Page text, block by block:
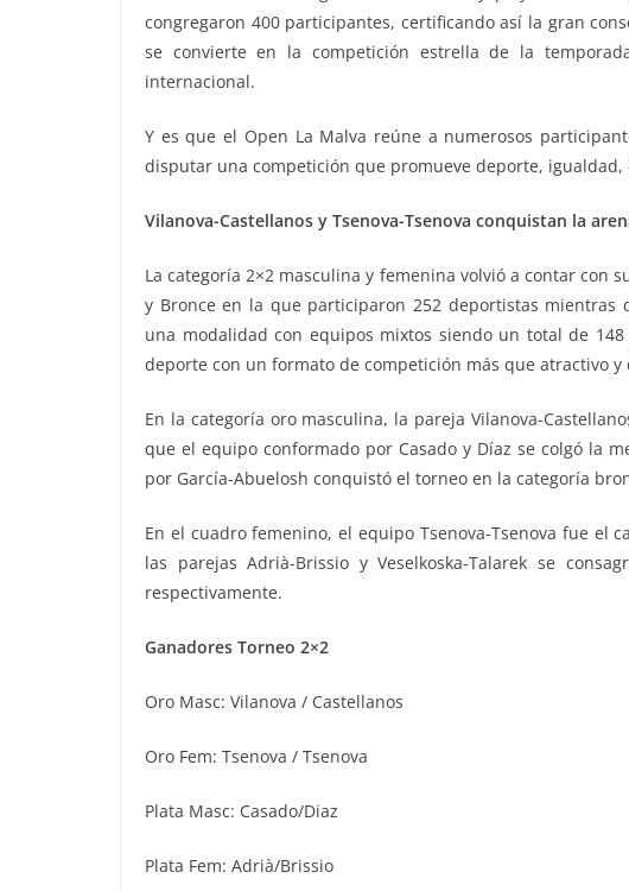
congregaron 400 participantes, certificando así la gran
se convierte en la competición estrella de la
internacional.
Y es que el Open La Malva reúne a numerosos
disputar una competición que promueve deporte,
Vilanova-Castellanos y Tsenova-Tsenova conquistan la
La categoría 2×2 masculina y femenina volvió a contar con
y Bronce en la que participaron 252 deportistas mientras
una modalidad con equipos mixtos siendo un total de
deporte con un formato de competición más que atractivo y
En la categoría oro masculina, la pareja Vilanova-
que el equipo conformado por Casado y Díaz se colgó la
por García-Abuelosh conquistó el torneo en la categoría
En el cuadro femenino, el equipo Tsenova-Tsenova fue el
las parejas Adrià-Brissio y Veselkoska-Talarek se
respectivamente.
Ganadores Torneo 2×2
Oro Masc: Vilanova / Castellanos
Oro Fem: Tsenova / Tsenova
Plata Masc: Casado/Diaz
Plata Fem: Adrià/Brissio